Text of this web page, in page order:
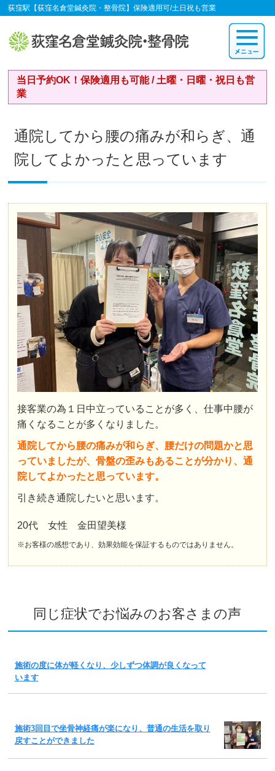
荻窪駅【荻窪名倉堂鍼灸院・整骨院】保険適用可/土日祝も営業
当日予約OK！保険適用も可能 / 土曜・日曜・祝日も営
業
通院してから腰の痛みが和らぎ、通
院してよかったと思っています
接客業の為１日中立っていることが多く、仕事中腰が
痛くなることが多くなりました。
通院してから腰の痛みが和らぎ、腰だけの問題かと思
っていましたが、骨盤の歪みもあることが分かり、通
院してよかったと思っています。
引き続き通院したいと思います。
20代 女性 金田望美様
※お客様の感想であり、効果効能を保証するものではありません。
同じ症状でお悩みのお客さまの声
施術の度に体が軽くなり、少しずつ体調が良くなって
います
施術3回目で坐骨神経痛が楽になり、普通の生活を取り
戻すことができました